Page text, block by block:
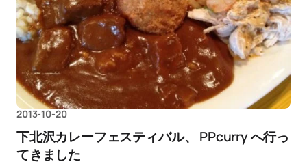
2013-10-20
下北沢カレーフェスティバル、 PPcurry へ行っ
てきました